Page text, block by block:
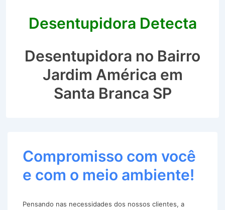
Desentupidora Detecta
Desentupidora no Bairro
Jardim América em
Santa Branca SP
Compromisso com você
e com o meio ambiente!
Pensando nas necessidades dos nossos clientes, a